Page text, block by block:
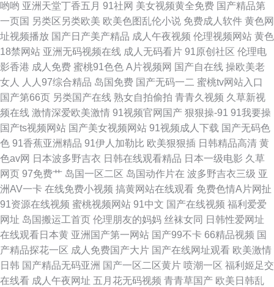
哟哟 亚洲天堂丁香五月 91社网 美女视频黄全免费 国产精品第
一页国 另类区另类欧美 欧美色图乱伦小说 免费成人软件 黄色网
址视频播放 国产日产美产精品 成人午夜视频 伦理视频网站 黄色
18禁网站 亚洲无码视频在线 成人无码看片 91原创社区 伦理电
影香港 成人免费 蜜桃91色色 A片视频网 国产自在线 操欧美老
女人
人人97综合精品 岛国免费 国产无码一二 蜜桃tv网站入口
国产第66页 另类国产在线 熟女自拍偷拍 青青久视频 久草新视
频在线 激情深爱欧美激情 91视频官网国产 狠狠操-91 91我要操
国产ts视频网站 国产美女视频网站 91视频成人下载 国产无码色
色 91香蕉亚洲精品 91伊人加勒比 欧美狠狠插 日韩精品高清 黄
色av网 日本波多野吉衣 日韩在线观看精品 日本一级电影 久草
网页 97免费艹 岛国一区二区 岛国动作片在 波多野吉衣三级 亚
洲AV一卡 在线免费小视频 搞黄网站在线观看 免费色情A片网扯
91资源在线视频 蜜桃视频网站 91中文 国产在线视频 福利爱爱
网址 岛国搬运工首页 伦理朋友的妈妈 丝袜女同 日韩性爱网址
在线观看日本黄 亚洲国产第一网站 国产99不卡 66精品视频 国
产精品探花一区 成人免费国产大片 国产在线网址观看 欧美激情
日韩 国产精品无码亚洲 国产一区二区黄片 喷潮一区 福利姬足交
在线看 成人午夜网址 五月花无码视频 青青草国产 欧美日韩乱